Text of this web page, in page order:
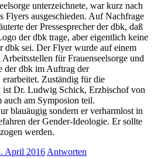
unterzeichnete, war kurz nach
Flyers ausgeschieden. Auf Nachfrage
der Pressesprecher der dbk, daß
der dbk trage, aber eigentlich keine
dbk sei. Der Flyer wurde auf einem
für Frauenseelsorge und
der dbk im Auftrag der
erarbeitet. Zuständig für die
ist Dr. Ludwig Schick, Erzbischof von
auch am Symposion teil.
blauäugig sondern er verharmlost in
der Gender-Ideologie. Er sollte
werden.
April 2016 Antworten